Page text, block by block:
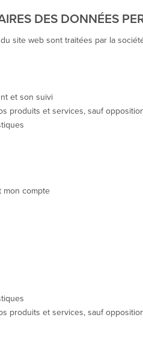
DES DONNÉES
site web sont traitées par la
et son suivi
produits et services, sauf
mon compte
produits et services, sauf